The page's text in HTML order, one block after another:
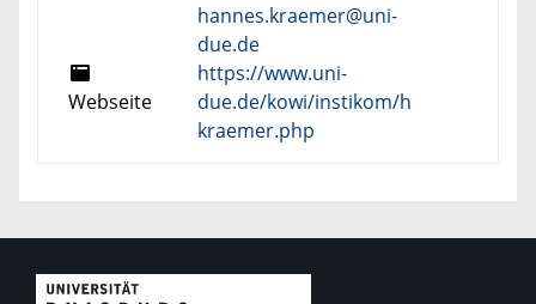
hannes.kraemer@uni-
due.de
Webseite
https://www.uni-
due.de/kowi/instikom/h
kraemer.php